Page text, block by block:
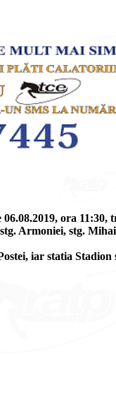
ora
Armoniei, stg.
iar statia Stadion